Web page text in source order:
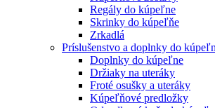
Regály do kúpeľne
Skrinky do kúpeľňe
Zrkadlá
Príslušenstvo a doplnky do
Doplnky do kúpeľne
Držiaky na uteráky
Froté osušky a uteráky
Kúpeľňové predložky